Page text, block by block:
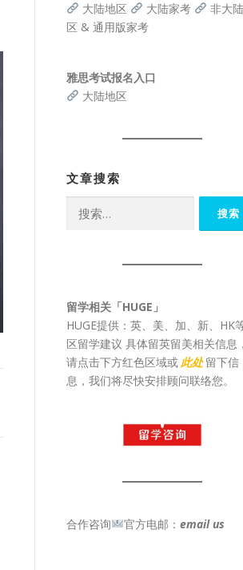
大陆地区
大陆家考
非大
区 & 通用版家考
雅思考试报名入口
大陆地区
文章搜索
索：
留学相关「HUGE」
HUGE提供：英、美、加、新、HK
区留学建议 具体留英留美相关信息，
请点击下方红色区域或此处 留下信
息，我们将尽快安排顾问联络您。
合作咨询 官方电邮： email us